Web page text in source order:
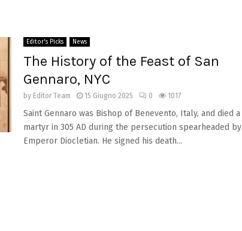
Editor's Picks News
The History of the Feast of San
Gennaro, NYC
by Editor Team 15 Giugno 2025 0 1017
Saint Gennaro was Bishop of Benevento, Italy, and died a
martyr in 305 AD during the persecution spearheaded by
Emperor Diocletian. He signed his death...